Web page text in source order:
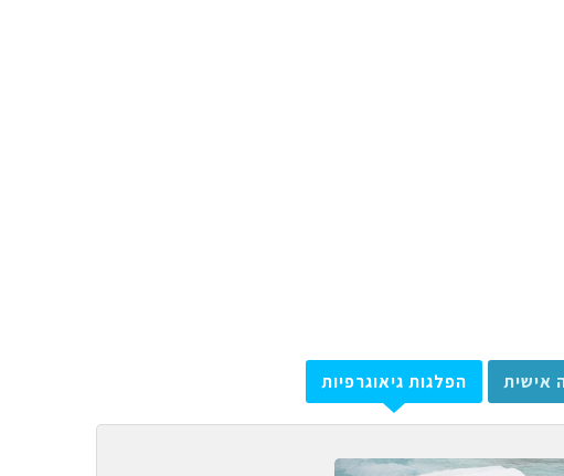
אישית הפלגות גיאוגרפיות